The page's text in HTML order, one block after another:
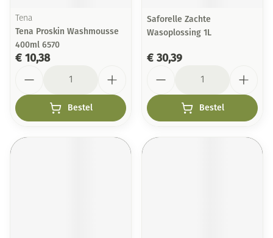
Tena
Tena Proskin Washmousse
400ml 6570
€ 10,38
Bestel
Saforelle Zachte
Wasoplossing 1L
€ 30,39
Bestel